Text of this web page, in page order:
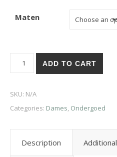
Maten
ADD TO CART
SKU: N/A
Categories: Dames, Ondergoed
Description